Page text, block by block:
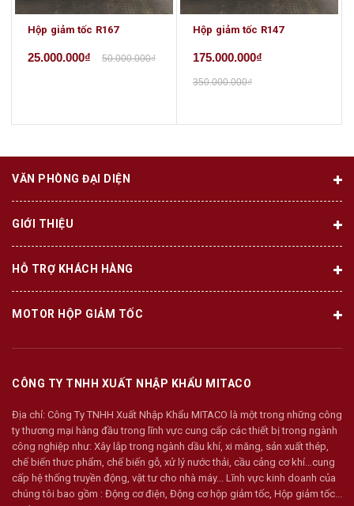
Hộp giảm tốc R167
25.000.000₫ 50.000.000₫
Hộp giảm tốc R147
175.000.000₫
350.000.000₫
VĂN PHÒNG ĐẠI DIỆN
GIỚI THIỆU
HỖ TRỢ KHÁCH HÀNG
MOTOR HỘP GIẢM TỐC
CÔNG TY TNHH XUẤT NHẬP KHẨU MITACO
Địa chỉ: Công Ty TNHH Xuất Nhập Khẩu MITACO là một trong những công
ty thương mại hàng đầu trong lĩnh vực cung cấp các thiết bị trong ngành
công nghiệp như: Xây lắp trong ngành dầu khí, xi măng, sản xuất thép,
chế biến thưc phẩm, chế biến gỗ, xử lý nước thải, cầu cảng cơ khí…cung
cấp hệ thống truyền động, vật tư cho nhà máy... Lĩnh vực kinh doanh của
chúng tôi bao gồm : Động cơ điện, Động cơ hộp giảm tốc, Hộp giảm tốc...